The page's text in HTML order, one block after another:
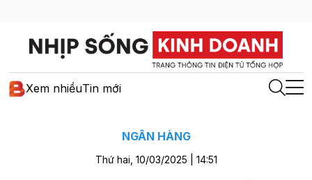
Xem nhiềuTin mới
NGÂN HÀNG
Thứ hai, 10/03/2025 | 14:51